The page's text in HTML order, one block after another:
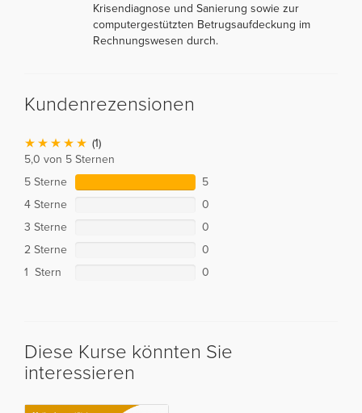
Krisendiagnose und Sanierung sowie zur
computergestützten Betrugsaufdeckung im
Rechnungswesen durch.
Kundenrezensionen
(1)
5,0 von 5 Sternen
5 Sterne
5
4 Sterne
0
3 Sterne
0
2 Sterne
0
1 Stern
0
Diese Kurse könnten Sie
interessieren